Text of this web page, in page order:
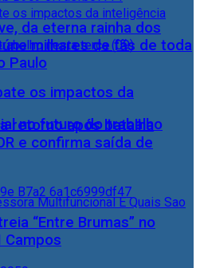
os impactos da
no futuro do trabalho
da eterna rainha dos
milhares de fãs de toda
Paulo
retorno após batalha
e confirma saída de
“Entre Brumas” no
Campos